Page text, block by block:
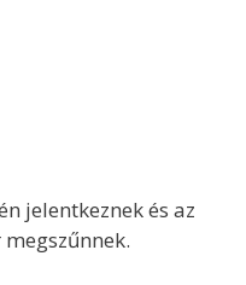
jelentkeznek és az